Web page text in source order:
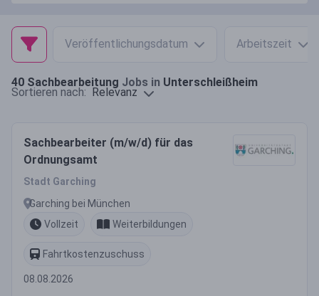
Veröffentlichungsdatum Arbeitszeit
40 Sachbearbeitung Jobs in Unterschleißheim
Sortieren nach: Relevanz
Sachbearbeiter (m/w/d) für das
Ordnungsamt
Stadt Garching
Garching bei München
Vollzeit
Weiterbildungen
Fahrtkostenzuschuss
08.08.2026